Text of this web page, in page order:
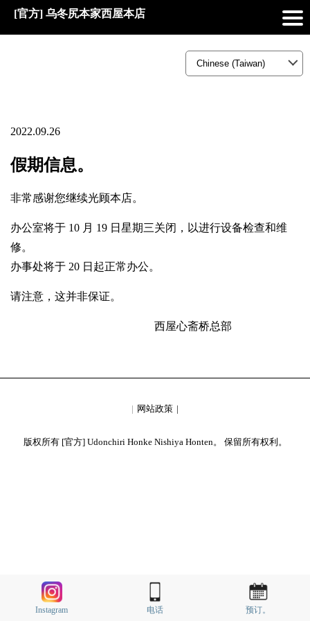
[官方] 乌冬尻本家西屋本店
2022.09.26
假期信息。
非常感谢您继续光顾本店。
办公室将于 10 月 19 日星期三关闭，以进行设备检查和维
修。
办事处将于 20 日起正常办公。
请注意，这并非保证。
西屋心斋桥总部
网站政策
版权所有 [官方] Udonchiri Honke Nishiya Honten。 保留所有权利。
Instagram 电话 预订。